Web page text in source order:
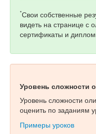
*Свои собственные
видеть на странице с
сертификаты и
Уровень сложности
Уровень сложности
оценить по заданиям
Примеры уроков